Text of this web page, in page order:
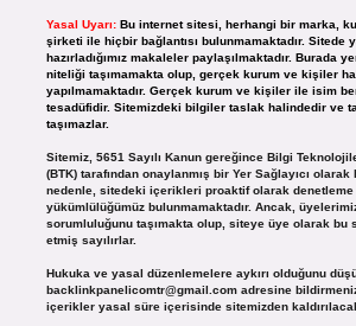
Yasal Uyarı: Bu internet sitesi, herhangi bir marka,
şirketi ile hiçbir bağlantısı bulunmamaktadır. Sitede
hazırladığımız makaleler paylaşılmaktadır. Burada
niteliği taşımamakta olup, gerçek kurum ve kişiler
yapılmamaktadır. Gerçek kurum ve kişiler ile isim
tesadüfidir. Sitemizdeki bilgiler taslak halindedir ve
taşımazlar.
Sitemiz, 5651 Sayılı Kanun gereğince Bilgi
(BTK) tarafından onaylanmış bir Yer Sağlayıcı
nedenle, sitedeki içerikleri proaktif olarak denetleme
yükümlülüğümüz bulunmamaktadır. Ancak,
sorumluluğunu taşımakta olup, siteye üye olarak bu
etmiş sayılırlar.
Hukuka ve yasal düzenlemelere aykırı olduğunu
backlinkpanelicomtr@gmail.comadresine
içerikler yasal süre içerisinde sitemizden